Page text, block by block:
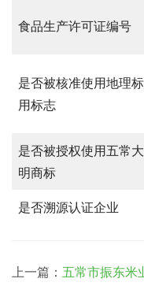
食品生产许可证编号
是否被核准使用地理
用标志
是否被授权使用五常
明商标
是否溯源认证企业
上一篇： 五常市振东米